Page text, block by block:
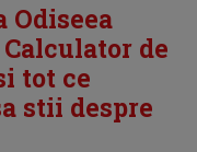
Odiseea
de
tot ce
stii despre